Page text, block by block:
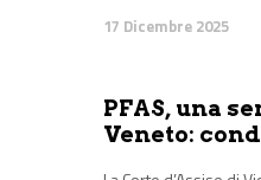
17 Dicembre 2025
PFAS, una
Veneto: